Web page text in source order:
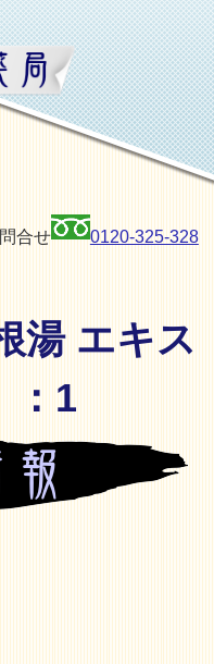
合せ 0120-325-328
湯 エキス
：1